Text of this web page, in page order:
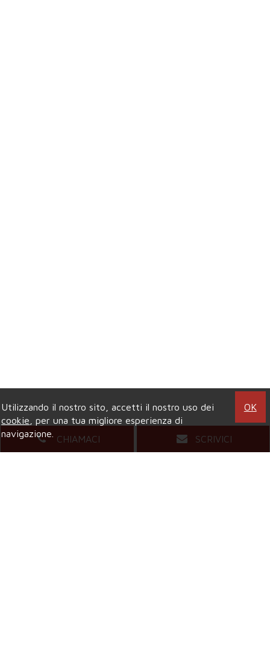
CHIAMACI SCRIVICI
Utilizzando il nostro sito, accetti il nostro uso dei
cookie , per una tua migliore esperienza di
navigazione.
OK